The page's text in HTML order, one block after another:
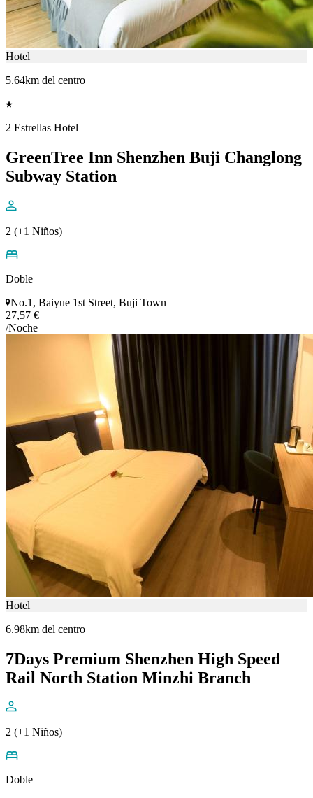
Hotel
5.64km del centro
2 Estrellas Hotel
GreenTree Inn Shenzhen Buji Changlong
Subway Station
2 (+1 Niños)
Doble
No.1, Baiyue 1st Street, Buji Town
27,57 €
/Noche
Hotel
6.98km del centro
7Days Premium Shenzhen High Speed
Rail North Station Minzhi Branch
2 (+1 Niños)
Doble